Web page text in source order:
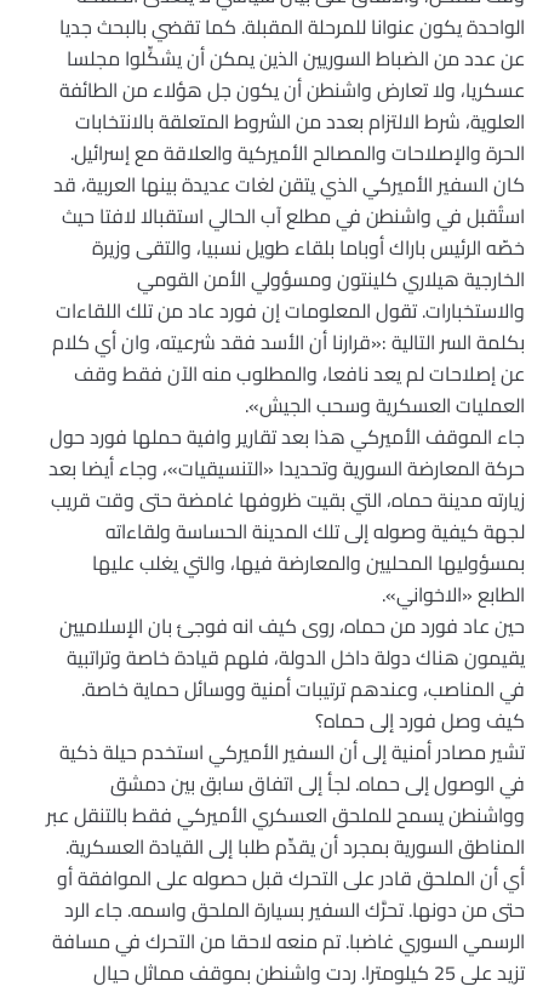
الواحدة يكون عنوانا للمرحلة المقبلة. كما تقضي بالبحث جديا
عن عدد من الضباط السوريين الذين يمكن أن يشكِّلوا مجلسا
عسكريا، ولا تعارض واشنطن أن يكون جل هؤلاء من الطائفة
العلوية، شرط الالتزام بعدد من الشروط المتعلقة بالانتخابات
الحرة والإصلاحات والمصالح الأميركية والعلاقة مع إسرائيل.
كان السفير الأميركي الذي يتقن لغات عديدة بينها العربية، قد
استُقبل في واشنطن في مطلع آب الحالي استقبالا لافتا حيث
خصّه الرئيس باراك أوباما بلقاء طويل نسبيا، والتقى وزيرة
الخارجية هيلاري كلينتون ومسؤولي الأمن القومي
والاستخبارات. تقول المعلومات إن فورد عاد من تلك اللقاءات
بكلمة السر التالية :«قرارنا أن الأسد فقد شرعيته، وان أي كلام
عن إصلاحات لم يعد نافعا، والمطلوب منه الآن فقط وقف
العمليات العسكرية وسحب الجيش».
جاء الموقف الأميركي هذا بعد تقارير وافية حملها فورد حول
حركة المعارضة السورية وتحديدا «التنسيقيات»، وجاء أيضا بعد
زيارته مدينة حماه، التي بقيت ظروفها غامضة حتى وقت قريب
لجهة كيفية وصوله إلى تلك المدينة الحساسة ولقاءاته
بمسؤوليها المحليين والمعارضة فيها، والتي يغلب عليها
الطابع «الاخواني».
حين عاد فورد من حماه، روى كيف انه فوجئ بان الإسلاميين
يقيمون هناك دولة داخل الدولة، فلهم قيادة خاصة وتراتبية
في المناصب، وعندهم ترتيبات أمنية ووسائل حماية خاصة.
كيف وصل فورد إلى حماه؟
تشير مصادر أمنية إلى أن السفير الأميركي استخدم حيلة ذكية
في الوصول إلى حماه. لجأ إلى اتفاق سابق بين دمشق
وواشنطن يسمح للملحق العسكري الأميركي فقط بالتنقل عبر
المناطق السورية بمجرد أن يقدِّم طلبا إلى القيادة العسكرية.
أي أن الملحق قادر على التحرك قبل حصوله على الموافقة أو
حتى من دونها. تحرَّك السفير بسيارة الملحق واسمه. جاء الرد
الرسمي السوري غاضبا. تم منعه لاحقا من التحرك في مسافة
تزيد على 25 كيلومترا. ردت واشنطن بموقف مماثل حيال